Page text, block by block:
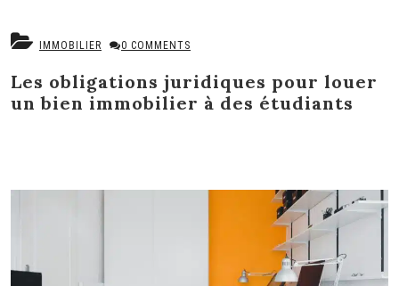
IMMOBILIER 0 COMMENTS
Les obligations juridiques pour louer
un bien immobilier à des étudiants